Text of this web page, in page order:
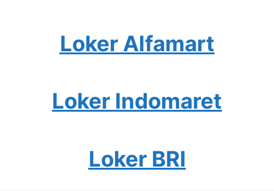
Loker Alfamart
Loker Indomaret
Loker BRI